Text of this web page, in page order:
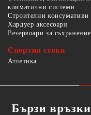
климатични системи
Строителни консумативи
Хардуер аксесоари
Резервоари за съхранение
Спортни стоки
Атлетика
Бързи връзки